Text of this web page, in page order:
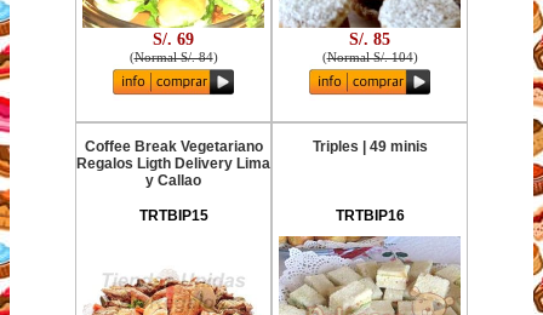
S/. 69
(Normal S/. 84)
S/. 85
(Normal S/. 104)
Coffee Break Vegetariano
Regalos Ligth Delivery Lima
y Callao
TRTBIP15
Triples | 49 minis
TRTBIP16